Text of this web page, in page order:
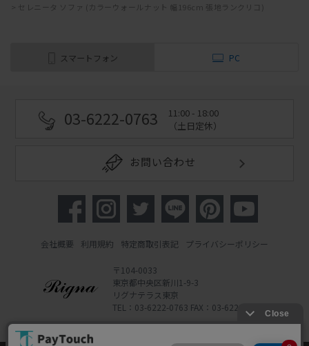
セレニータ ソファ (カラーウォールナット 幅196cm 張地ランクリコ)
スマートフォン PC
03-6222-0763
11:00 - 18:00
（土日定休）
お問い合わせ
会社概要 利用規約 特定商取引表記 プライバシーポリシー
〒104-0033
東京都中央区新川1-9-3
リグナテラス東京
TEL：03-6222-0763 FAX：03-6222-0762
Powered by Watahan Partners Co., Ltd.